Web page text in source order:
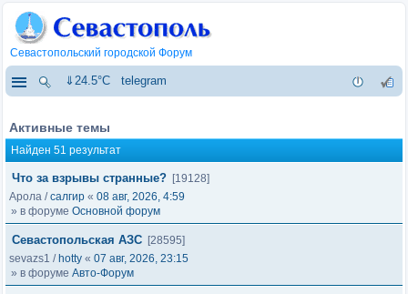
Севастопольский городской Форум
⇓24.5°C telegram
Активные темы
Найден 51 результат
Что за взрывы странные? [19128]
Арола /салгир « 08 авг, 2026, 4:59
» в форуме Основной форум
Севастопольская АЗС [28595]
sevazs1 / hotty « 07 авг, 2026, 23:15
» в форуме Авто-Форум